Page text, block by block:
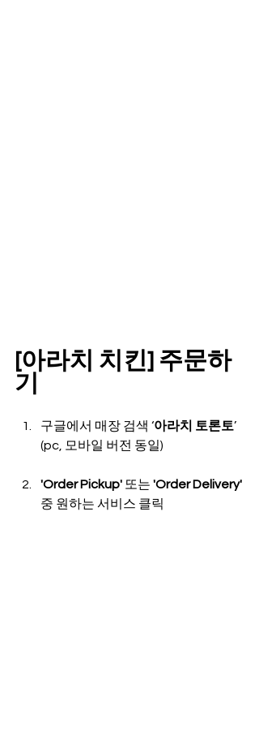
[아라치 치킨] 주문하
기
구글에서 매장 검색 ‘아라치 토론토’
(pc, 모바일 버전 동일)
'Order Pickup' 또는 'Order Delivery'
중 원하는 서비스 클릭